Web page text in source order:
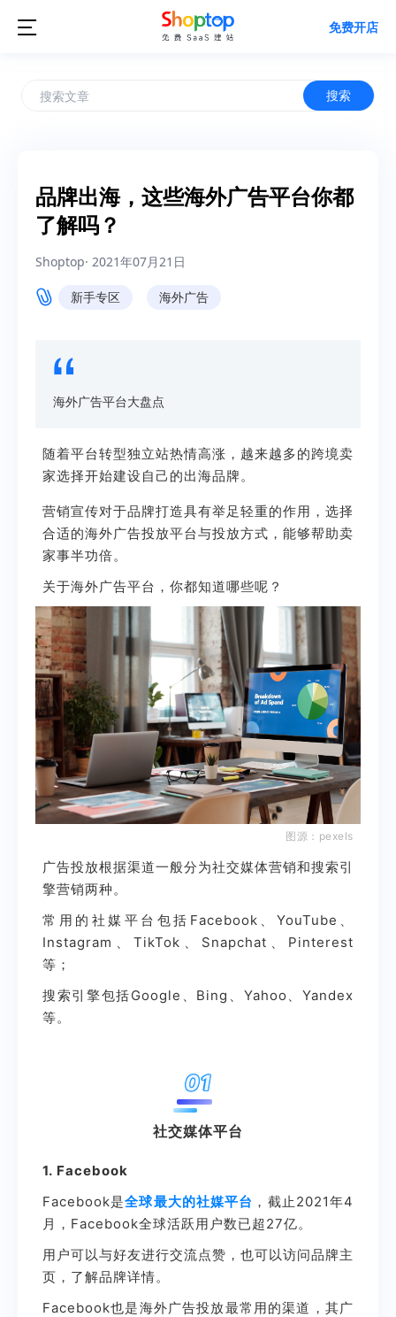
 免费开店
搜索
品牌出海，这些海外广告平台你都
了解吗？
Shoptop· 2021年07月21日
新手专区 海外广告
海外广告平台大盘点
随着平台转型独立站热情高涨，越来越多的跨境卖
家选择开始建设自己的出海品牌。
营销宣传对于品牌打造具有举足轻重的作用，选择
合适的海外广告投放平台与投放方式，能够帮助卖
家事半功倍。
关于海外广告平台，你都知道哪些呢？
图源：pexels
广告投放根据渠道一般分为社交媒体营销和搜索引
擎营销两种。
常用的社媒平台包括Facebook、YouTube、
Instagram、TikTok、Snapchat、Pinterest
等；
搜索引擎包括Google Bing Yahoo 、Yandex
等。
01
社交媒体平台
1. Facebook
Facebook是全球最大的社媒平台 ，截止2021年4
月，Facebook全球活跃用户数已超27亿。
用户可以与好友进行交流点赞，也可以访问品牌主
页，了解品牌详情。
Facebook也是海外广告投放最常用的渠道，其广